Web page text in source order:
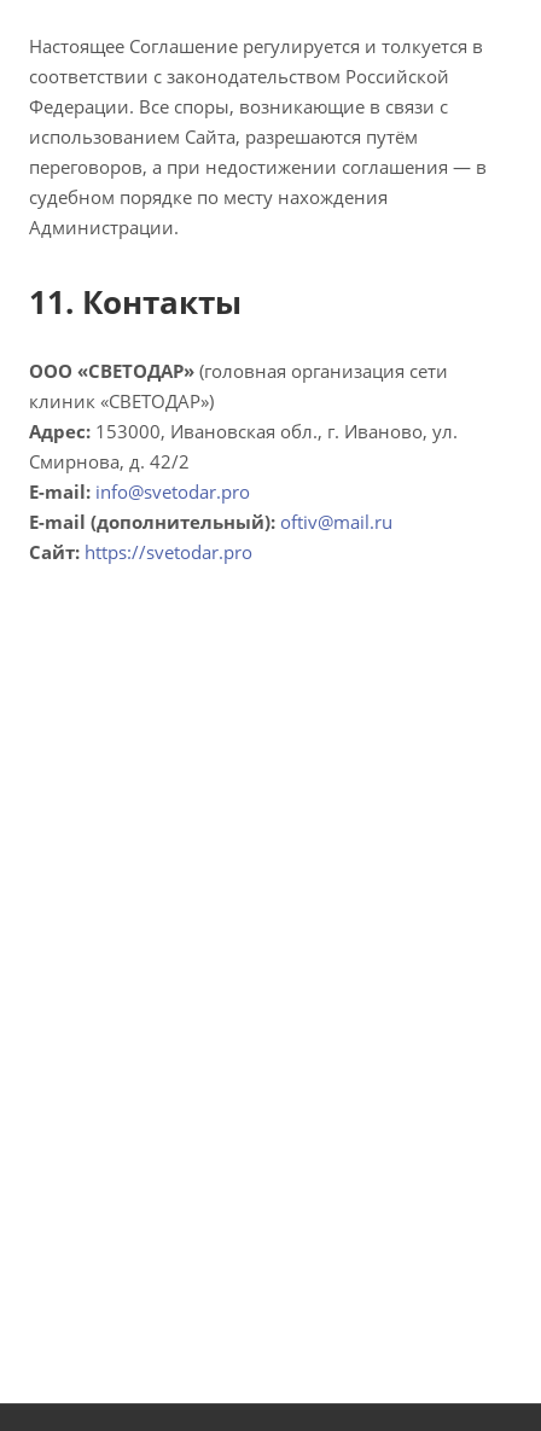
Настоящее Соглашение регулируется и толкуется в
соответствии с законодательством Российской
Федерации. Все споры, возникающие в связи с
использованием Сайта, разрешаются путём
переговоров, а при недостижении соглашения — в
судебном порядке по месту нахождения
Администрации.
11. Контакты
ООО «СВЕТОДАР» (головная организация сети
клиник «СВЕТОДАР»)
Адрес: 153000, Ивановская обл., г. Иваново, ул.
Смирнова, д. 42/2
E-mail: info@svetodar.pro
E-mail (дополнительный): oftiv@mail.ru
Сайт: https://svetodar.pro